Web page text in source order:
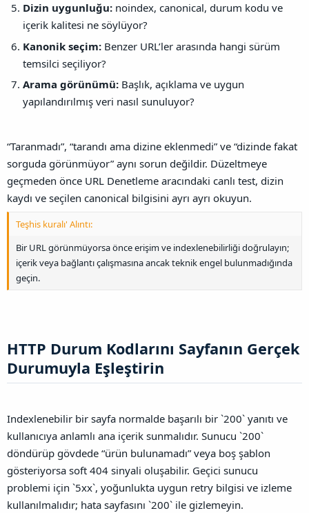
Dizin uygunluğu: noindex, canonical, durum kodu ve
içerik kalitesi ne söylüyor?
Kanonik seçim: Benzer URL’ler arasında hangi sürüm
temsilci seçiliyor?
Arama görünümü: Başlık, açıklama ve uygun
yapılandırılmış veri nasıl sunuluyor?
“Taranmadı”, “tarandı ama dizine eklenmedi” ve “dizinde fakat
sorguda görünmüyor” aynı sorun değildir. Düzeltmeye
geçmeden önce URL Denetleme aracındaki canlı test, dizin
kaydı ve seçilen canonical bilgisini ayrı ayrı okuyun.
Teşhis kuralı' Alıntı:
Bir URL görünmüyorsa önce erişim ve indexlenebilirliği doğrulayın;
içerik veya bağlantı çalışmasına ancak teknik engel bulunmadığında
geçin.
HTTP Durum Kodlarını Sayfanın Gerçek
Durumuyla Eşleştirin​
Indexlenebilir bir sayfa normalde başarılı bir `200` yanıtı ve
kullanıcıya anlamlı ana içerik sunmalıdır. Sunucu `200`
döndürüp gövdede “ürün bulunamadı” veya boş şablon
gösteriyorsa soft 404 sinyali oluşabilir. Geçici sunucu
problemi için `5xx`, yoğunlukta uygun retry bilgisi ve izleme
kullanılmalıdır; hata sayfasını `200` ile gizlemeyin.